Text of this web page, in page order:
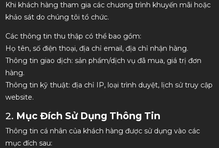
Khi khách hàng tham gia các chương trình khuyến mãi hoặc
khảo sát do chúng tôi tổ chức.
Các thông tin thu thập có thể bao gồm:
Họ tên, số điện thoại, địa chỉ email, địa chỉ nhận hàng.
Thông tin giao dịch: sản phẩm/dịch vụ đã mua, giá trị đơn
hàng.
Thông tin kỹ thuật: địa chỉ IP, loại trình duyệt, lịch sử truy cập
website.
2. Mục Đích Sử Dụng Thông Tin
Thông tin cá nhân của khách hàng được sử dụng vào các
mục đích sau: